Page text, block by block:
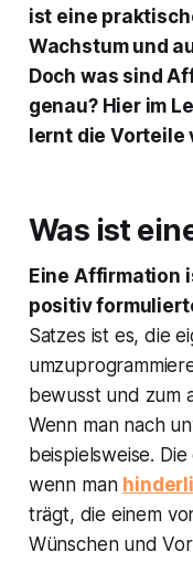
ist eine
Wachstum und
Doch was sind
genau? Hier im
lernt die
Was ist
Eine Affirmation
positiv
Satzes ist es, die
bewusst und zum
Wenn man nach
beispielsweise.
wenn man
trägt, die einem
Wünschen und